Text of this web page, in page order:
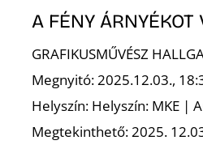
A FÉNY ÁRNYÉKOT
GRAFIKUSMŰVÉSZ
Megnyitó: 2025.12.03.,
Helyszín: Helyszín: MKE |
Megtekinthető: 2025.